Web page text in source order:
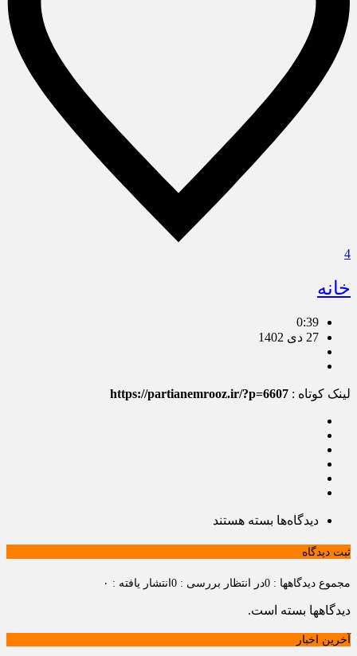
4
خانه
0:39
27 دی 1402
لینک کوتاه : https://partianemrooz.ir/?p=6607
دیدگاه‌ها برای
بسته هستند
ثبت دیدگاه
مجموع دیدگاهها : 0 در انتظار بررسی : 0 انتشار یافته : ۰
دیدگاهها بسته است.
آخرین اخبار